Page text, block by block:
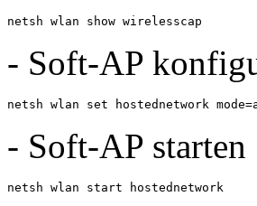
netsh wlan show wirelesscap
- Soft-AP
netsh wlan set hostednetwork
- Soft-AP starten
netsh wlan start hostednetwork